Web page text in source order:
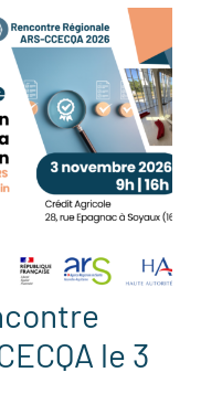
le 3